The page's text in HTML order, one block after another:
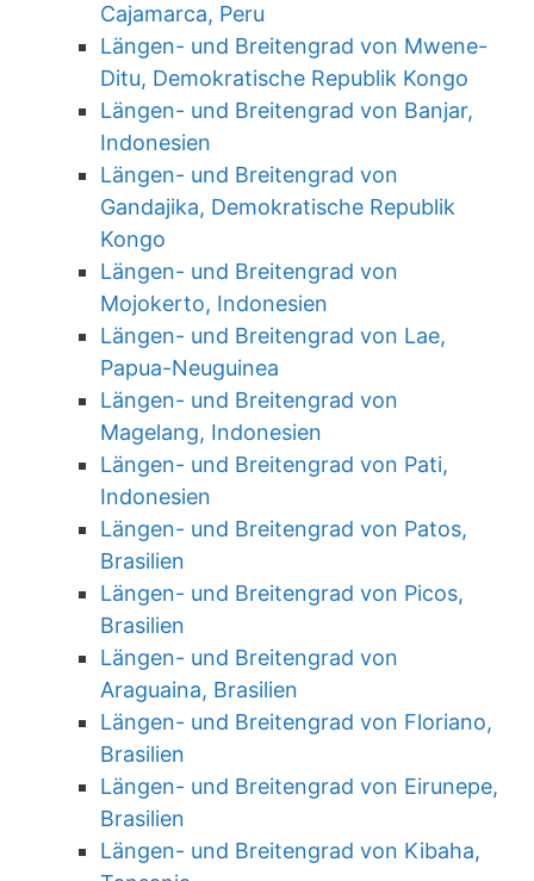
Cajamarca, Peru
Längen- und Breitengrad von Mwene-
Ditu, Demokratische Republik Kongo
Längen- und Breitengrad von Banjar,
Indonesien
Längen- und Breitengrad von
Gandajika, Demokratische Republik
Kongo
Längen- und Breitengrad von
Mojokerto, Indonesien
Längen- und Breitengrad von Lae,
Papua-Neuguinea
Längen- und Breitengrad von
Magelang, Indonesien
Längen- und Breitengrad von Pati,
Indonesien
Längen- und Breitengrad von Patos,
Brasilien
Längen- und Breitengrad von Picos,
Brasilien
Längen- und Breitengrad von
Araguaina, Brasilien
Längen- und Breitengrad von Floriano,
Brasilien
Längen- und Breitengrad von Eirunepe,
Brasilien
Längen- und Breitengrad von Kibaha,